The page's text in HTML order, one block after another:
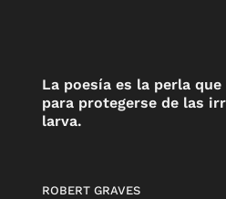
La poesía es la perla
para protegerse de las
larva.
ROBERT GRAVES